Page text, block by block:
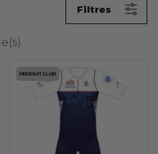
Filtres